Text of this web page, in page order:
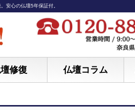
安心の仏壇5年保証付。
修復 仏壇コラム